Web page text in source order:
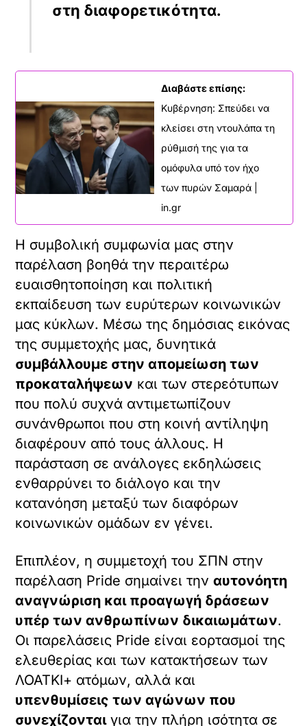
στη διαφορετικότητα.
Διαβάστε επίσης:
Κυβέρνηση: Σπεύδει να
κλείσει στη ντουλάπα τη
ρύθμισή της για τα
ομόφυλα υπό τον ήχο
των πυρών Σαμαρά |
in.gr
Η συμβολική συμφωνία μας στην
παρέλαση βοηθά την περαιτέρω
ευαισθητοποίηση και πολιτική
εκπαίδευση των ευρύτερων κοινωνικών
μας κύκλων. Μέσω της δημόσιας εικόνας
της συμμετοχής μας, δυνητικά
συμβάλλουμε στην απομείωση των
προκαταλήψεων και των στερεότυπων
που πολύ συχνά αντιμετωπίζουν
συνάνθρωποι που στη κοινή αντίληψη
διαφέρουν από τους άλλους. Η
παράσταση σε ανάλογες εκδηλώσεις
ενθαρρύνει το διάλογο και την
κατανόηση μεταξύ των διαφόρων
κοινωνικών ομάδων εν γένει.
Επιπλέον, η συμμετοχή του ΣΠΝ στην
παρέλαση Pride σημαίνει τηναυτονόητη
αναγνώριση και προαγωγή δράσεων
υπέρ των ανθρωπίνων δικαιωμάτων.
Οι παρελάσεις Pride είναι εορτασμοί της
ελευθερίας και των κατακτήσεων των
ΛΟΑΤΚΙ+ ατόμων, αλλά και
υπενθυμίσεις των αγώνων που
συνεχίζονταιγια την πλήρη ισότητα σε